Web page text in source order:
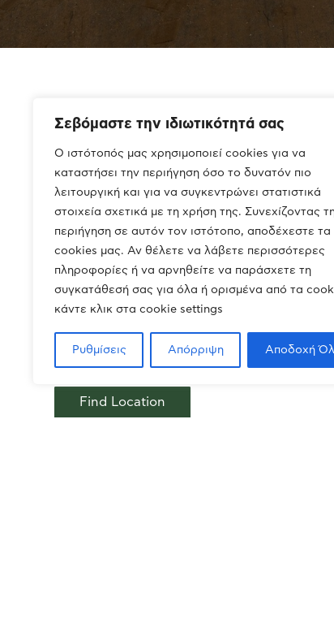
Σεβόμαστε την ιδιωτικότητά σας
Ο ιστότοπός μας χρησιμοποιεί cookies για να
καταστήσει την περιήγηση όσο το δυνατόν πιο
λειτουργική και για να συγκεντρώνει στατιστικά
στοιχεία σχετικά με τη χρήση της. Συνεχίζοντας
περιήγηση σε αυτόν τον ιστότοπο, αποδέχεστε τα
cookies μας. Αν θέλετε να λάβετε περισσότερες
πληροφορίες ή να αρνηθείτε να παράσχετε τη
συγκατάθεσή σας για όλα ή ορισμένα από τα
κάντε κλικ στα cookie settings
Ρυθμίσεις Απόρριψη Αποδοχή
Complex of five (5) independent
space
128,735 sq.m.
Plot Area
OB STREEM S.A.
SCHENKER S.A.
I.T.Y.E. DIOFANTOS
DIAKINISSIS S.A.
SAKORAFAS S.A.
Lease
Find Location